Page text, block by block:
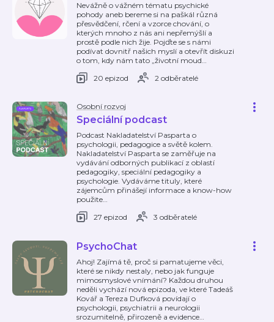
Nevážně o vážném tématu psychické
pohody aneb bereme si na paškál různá
přesvědčení, rčení a vzorce chování, o
kterých mnoho z nás ani nepřemýšlí a
prostě podle nich žije. Pojďte se s námi
podívat dovnitř našich myslí a otevřít diskuzi
o tom, kdy nám tato „životní moud…
20 epizod
2 odběratelé
Osobní rozvoj
Speciální podcast
Podcast Nakladatelství Pasparta o
psychologii, pedagogice a světě kolem.
Nakladatelství Pasparta se zaměřuje na
vydávání odborných publikací z oblastí
pedagogiky, speciální pedagogiky a
psychologie. Vydáváme tituly, které
zájemcům přinášejí informace a know-how
použite…
27 epizod
3 odběratelé
PsychoChat
Ahoj! Zajímá tě, proč si pamatujeme věci,
které se nikdy nestaly, nebo jak funguje
mimosmyslové vnímání? Každou druhou
neděli vychází nová epizoda, ve které Tadeáš
Kovář a Tereza Dufková povídají o
psychologii, psychiatrii a neurologii
srozumitelně, přirozeně a evidence…